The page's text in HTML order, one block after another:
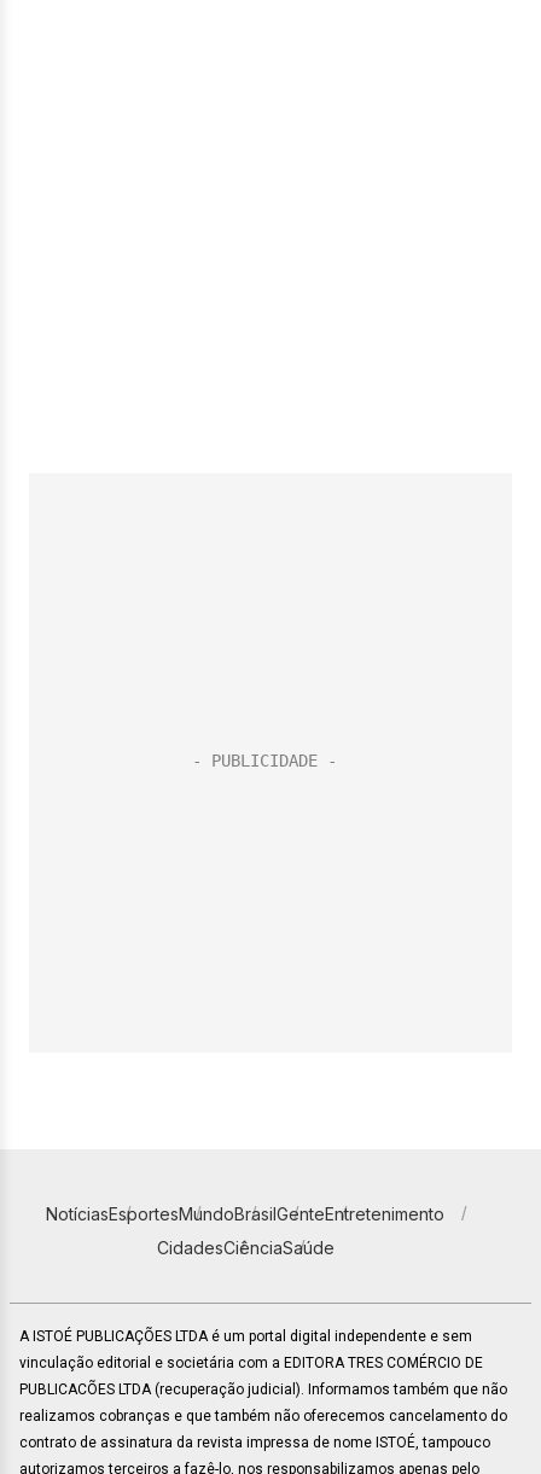
NotíciasEsportesMundoBrasilGenteEntretenimento
CidadesCiênciaSaúde
A ISTOÉ PUBLICAÇÕES LTDA é um portal digital independente e sem
vinculação editorial e societária com a EDITORA TRES COMÉRCIO DE
PUBLICACÕES LTDA (recuperação judicial). Informamos também que não
realizamos cobranças e que também não oferecemos cancelamento do
contrato de assinatura da revista impressa de nome ISTOÉ, tampouco
autorizamos terceiros a fazê-lo, nos responsabilizamos apenas pelo